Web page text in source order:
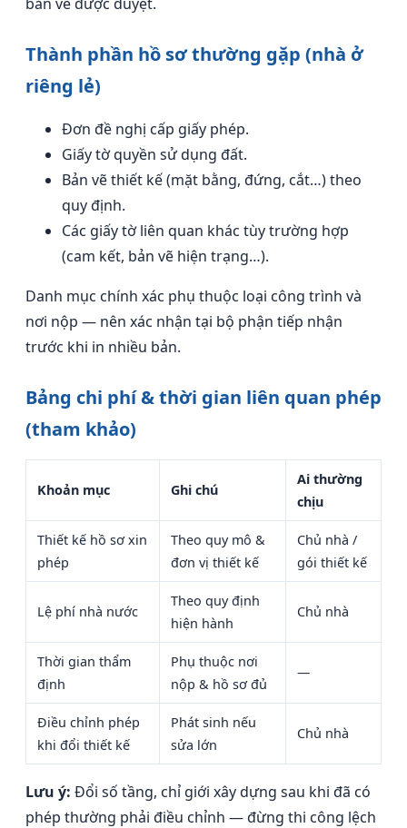
Thành phần hồ sơ thường gặp (nhà ở
riêng lẻ)
Đơn đề nghị cấp giấy phép.
Giấy tờ quyền sử dụng đất.
Bản vẽ thiết kế (mặt bằng, đứng, cắt…) theo
quy định.
Các giấy tờ liên quan khác tùy trường hợp
(cam kết, bản vẽ hiện trạng…).
Danh mục chính xác phụ thuộc loại công trình và
nơi nộp — nên xác nhận tại bộ phận tiếp nhận
trước khi in nhiều bản.
Bảng chi phí & thời gian liên quan phép
(tham khảo)
Khoản mục Ghi chú
Ai thường
chịu
Thiết kế hồ sơ xin
phép
Theo quy mô &
đơn vị thiết kế
Chủ nhà /
gói thiết kế
Lệ phí nhà nước
Theo quy định
hiện hành
Chủ nhà
Thời gian thẩm
định
Phụ thuộc nơi
nộp & hồ sơ đủ
—
Điều chỉnh phép
khi đổi thiết kế
Phát sinh nếu
sửa lớn
Chủ nhà
Lưu ý: Đổi số tầng, chỉ giới xây dựng sau khi đã có
phép thường phải điều chỉnh — đừng thi công lệch